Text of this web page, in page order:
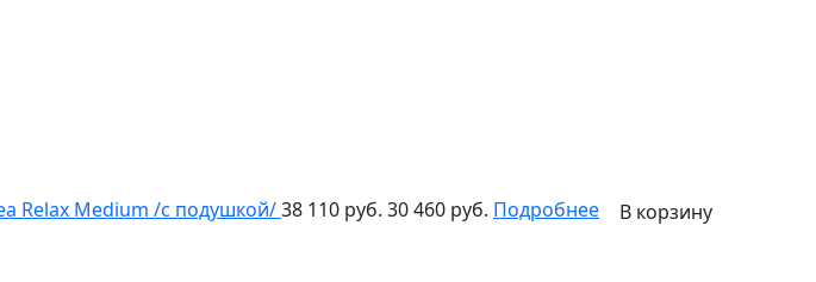
Relax Medium /с подушкой/38 110 руб. 30 460 руб. Подробнее В корзину